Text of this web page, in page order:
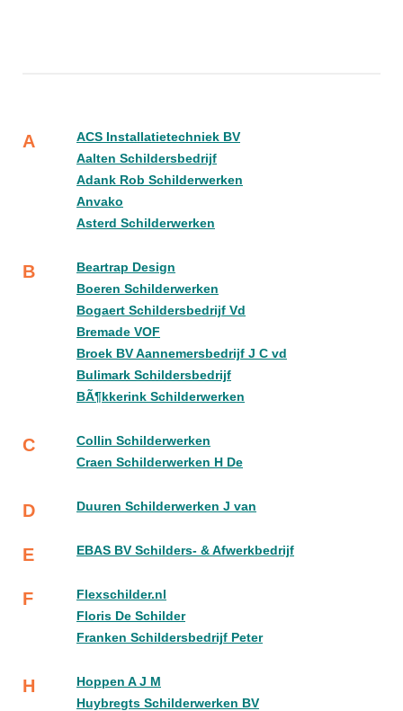
A
ACS Installatietechniek BV
Aalten Schildersbedrijf
Adank Rob Schilderwerken
Anvako
Asterd Schilderwerken
B
Beartrap Design
Boeren Schilderwerken
Bogaert Schildersbedrijf Vd
Bremade VOF
Broek BV Aannemersbedrijf J C vd
Bulimark Schildersbedrijf
BÃ¶kkerink Schilderwerken
C
Collin Schilderwerken
Craen Schilderwerken H De
D Duuren Schilderwerken J van
E EBAS BV Schilders- & Afwerkbedrijf
F
Flexschilder.nl
Floris De Schilder
Franken Schildersbedrijf Peter
H
Hoppen A J M
Huybregts Schilderwerken BV